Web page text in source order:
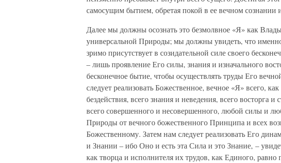
самосущим бытием, обретая покой в ее вечном сознании
Далее мы должны осознать это безмолвное «Я» как
универсальной Природы; мы должны увидеть, что
зримо присутствует в созидательной силе своего
– лишь проявление Его силы, знания и изначального
бесконечное бытие, чтобы осуществлять труды Его
следует реализовать Божественное, вечное «Я» всего,
бездействия, всего знания и неведения, всего восторга и
всего совершенного и несовершенного, любой силы и
Природы от вечного божественного Принципа и всех
Божественному. Затем нам следует реализовать Его
и Знании – ибо Оно и есть эта Сила и это Знание, –
как творца и исполнителя их трудов, как Единого,